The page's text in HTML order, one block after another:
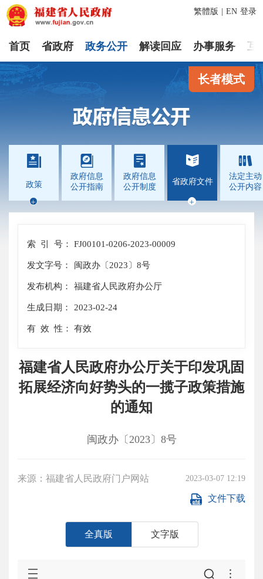
登录
繁體版 EN
首页 省政府 政务公开 解读回应 办事服务 互
长者模式
政策


政府信息
公开指南

政府信息
公开制度

省政府文件


法定主动
公开内容
索 引 号： FJ00101-0206-2023-00009
发文字号： 闽政办〔2023〕8号
发布机构： 福建省人民政府办公厅
生成日期： 2023-02-24
有 效 性： 有效
福建省人民政府办公厅关于印发巩固
拓展经济向好势头的一揽子政策措施
的通知
闽政办〔2023〕8号
来源：福建省人民政府门户网站 2023-03-07 12:19
全真版 文字版
文件下载